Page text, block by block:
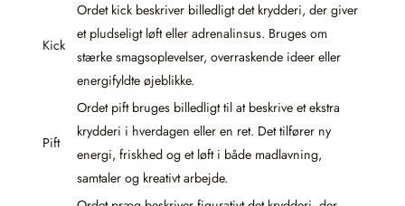
Kick
Ordet kick beskriver billedligt det krydderi, der giver
et pludseligt løft eller adrenalinsus. Bruges om
stærke smagsoplevelser, overraskende ideer eller
energifyldte øjeblikke.
Pift
Ordet pift bruges billedligt til at beskrive et ekstra
krydderi i hverdagen eller en ret. Det tilfører ny
energi, friskhed og et løft i både madlavning,
samtaler og kreativt arbejde.